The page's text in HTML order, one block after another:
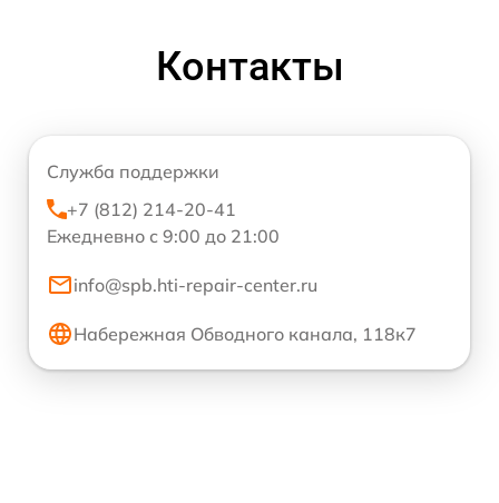
Контакты
Служба поддержки
+7 (812) 214-20-41
Ежедневно с 9:00 до 21:00
info@spb.hti-repair-center.ru
Набережная Обводного канала, 118к7